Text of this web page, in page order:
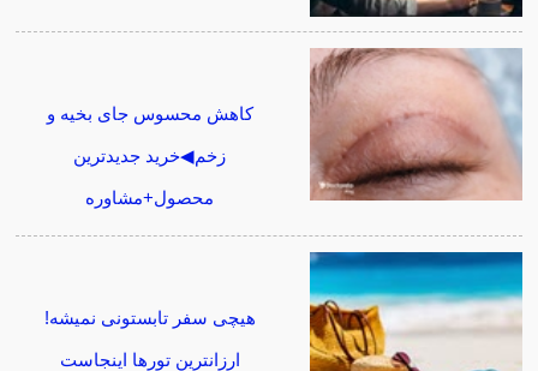
کاهش محسوس جای بخیه و
زخم◀خرید جدیدترین
محصول+مشاوره
هیچی سفر تابستونی نمیشه!
ارزانترین تورها اینجاست